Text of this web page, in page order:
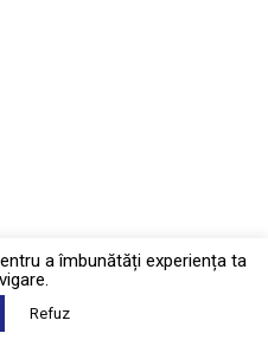
a îmbunătăți experiența ta
Refuz